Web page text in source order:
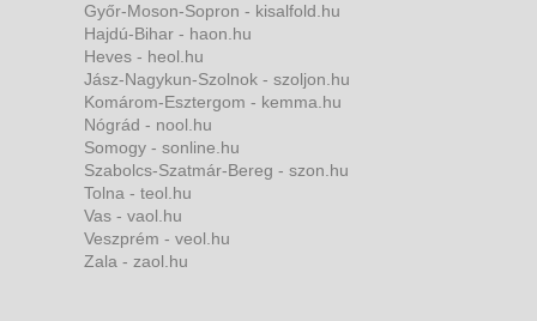
Győr-Moson-Sopron - kisalfold.hu
Hajdú-Bihar - haon.hu
Heves - heol.hu
Jász-Nagykun-Szolnok - szoljon.hu
Komárom-Esztergom - kemma.hu
Nógrád - nool.hu
Somogy - sonline.hu
Szabolcs-Szatmár-Bereg - szon.hu
Tolna - teol.hu
Vas - vaol.hu
Veszprém - veol.hu
Zala - zaol.hu